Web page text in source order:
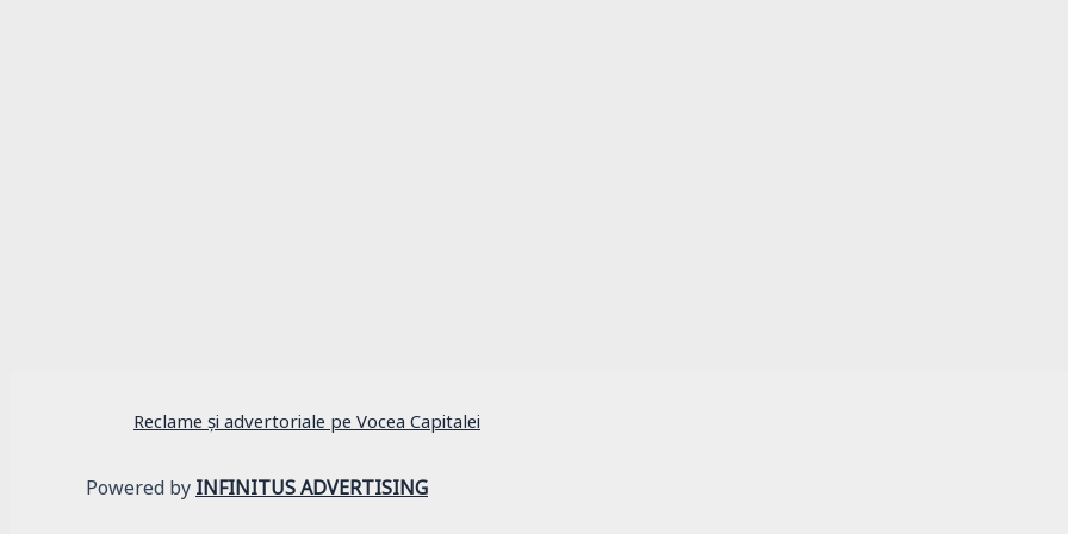
Reclame și advertoriale pe Vocea Capitalei
Powered byINFINITUS ADVERTISING